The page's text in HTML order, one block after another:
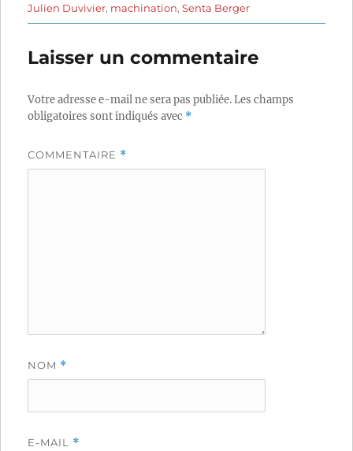
Julien Duvivier, machination,Senta Berger
Laisser un commentaire
Votre adresse e-mail ne sera pas publiée.Les champs
obligatoires sont indiqués avec *
COMMENTAIRE *
NOM *
E-MAIL *